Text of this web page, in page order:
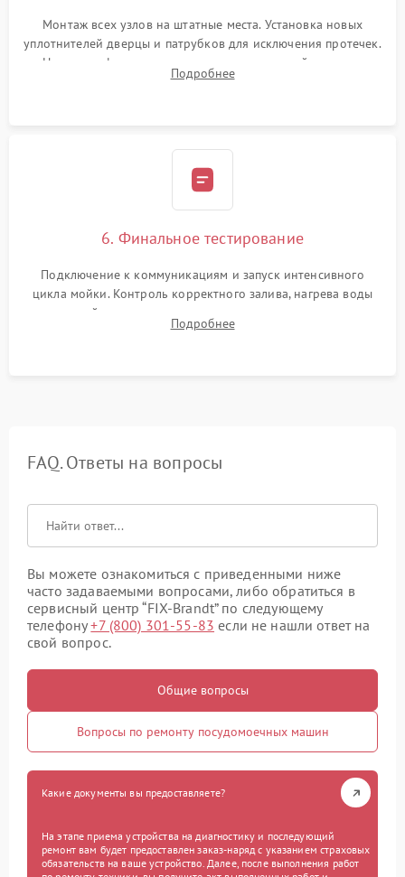
Монтаж всех узлов на штатные места. Установка новых
уплотнителей дверцы и патрубков для исключения протечек.
Надежная фиксация хомутов гидравлической системы,
сборка корпуса и установка датчика поплавка.
Подробнее
6. Финальное тестирование
Подключение к коммуникациям и запуск интенсивного
цикла мойки. Контроль корректного залива, нагрева воды
до нужной температуры, отсутствия посторонних шумов,
штатного слива и абсолютной сухости в поддоне.
Подробнее
FAQ. Ответы на вопросы
Вы можете ознакомиться с приведенными ниже
часто задаваемыми вопросами, либо обратиться в
сервисный центр “FIX-Brandt” по следующему
телефону+7 (800) 301-55-83 если не нашли ответ на
свой вопрос.
Общие вопросы
Вопросы по ремонту посудомоечных машин
Какие документы вы предоставляете?
На этапе приема устройства на диагностику и последующий
ремонт вам будет предоставлен заказ-наряд с указанием страховых
обязательств на ваше устройство. Далее, после выполнения работ